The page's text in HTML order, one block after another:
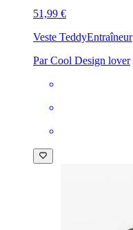
51,99 €
Veste TeddyEntraîneur
Par Cool Design lover